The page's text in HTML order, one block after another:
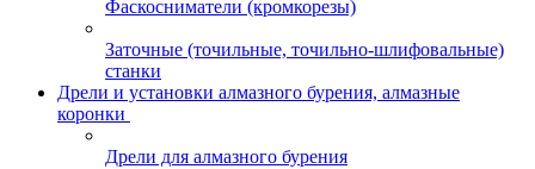
Фаскосниматели (кромкорезы)
Заточные (точильные, точильно-шлифовальные)
станки
Дрели и установки алмазного бурения, алмазные
коронки
Дрели для алмазного бурения